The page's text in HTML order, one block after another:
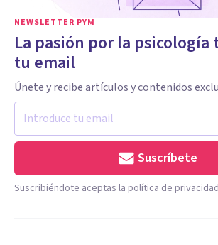
NEWSLETTER PYM
La pasión por la psicología
tu email
Únete y recibe artículos y contenidos
Suscríbete
Suscribiéndote aceptas la política de privacidad